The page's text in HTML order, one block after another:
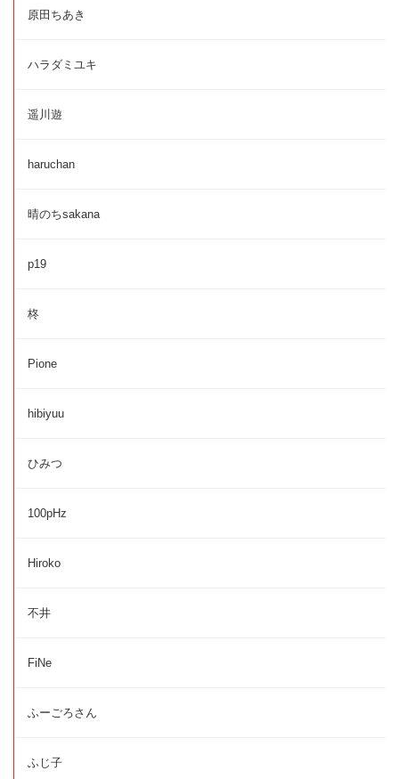
原田ちあき
ハラダミユキ
遥川遊
haruchan
晴のちsakana
p19
柊
Pione
hibiyuu
ひみつ
100pHz
Hiroko
不井
FiNe
ふーごろさん
ふじ子